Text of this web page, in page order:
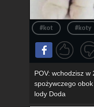
#kot #koty
POV: wchodzisz w
spożywczego
lody Doda